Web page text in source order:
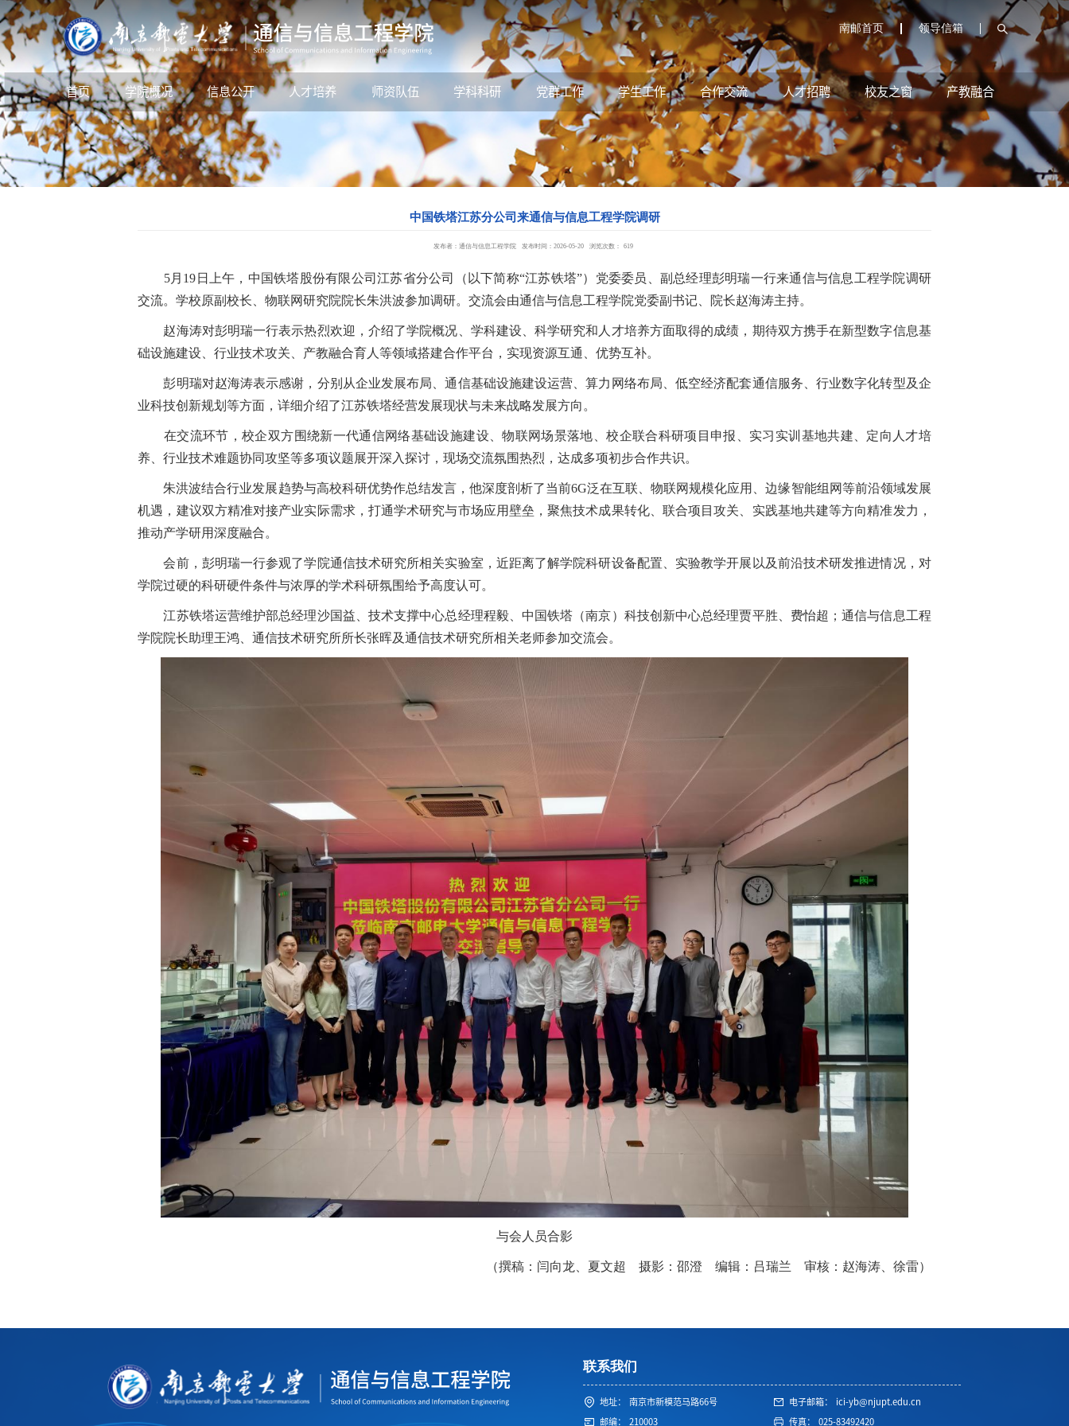
南邮首页 领导信箱
首页 学院概况 信息公开 人才培养 师资队伍 学科科研 党群工作 学生工作 合作交流 人才招聘 校友之窗 产教融合
中国铁塔江苏分公司来通信与信息工程学院调研
发布者：通信与信息工程学院 发布时间：2026-05-20 浏览次数： 619
5月19日上午，中国铁塔股份有限公司江苏省分公司（以下简称“江苏铁塔”）党委委员、副总经理彭明瑞一行来通信与信息工程学院调研
交流。学校原副校长、物联网研究院院长朱洪波参加调研。交流会由通信与信息工程学院党委副书记、院长赵海涛主持。
赵海涛对彭明瑞一行表示热烈欢迎，介绍了学院概况、学科建设、科学研究和人才培养方面取得的成绩，期待双方携手在新型数字信息基
础设施建设、行业技术攻关、产教融合育人等领域搭建合作平台，实现资源互通、优势互补。
彭明瑞对赵海涛表示感谢，分别从企业发展布局、通信基础设施建设运营、算力网络布局、低空经济配套通信服务、行业数字化转型及企
业科技创新规划等方面，详细介绍了江苏铁塔经营发展现状与未来战略发展方向。
在交流环节，校企双方围绕新一代通信网络基础设施建设、物联网场景落地、校企联合科研项目申报、实习实训基地共建、定向人才培
养、行业技术难题协同攻坚等多项议题展开深入探讨，现场交流氛围热烈，达成多项初步合作共识。
朱洪波结合行业发展趋势与高校科研优势作总结发言，他深度剖析了当前6G泛在互联、物联网规模化应用、边缘智能组网等前沿领域发展
机遇，建议双方精准对接产业实际需求，打通学术研究与市场应用壁垒，聚焦技术成果转化、联合项目攻关、实践基地共建等方向精准发力，
推动产学研用深度融合。
会前，彭明瑞一行参观了学院通信技术研究所相关实验室，近距离了解学院科研设备配置、实验教学开展以及前沿技术研发推进情况，对
学院过硬的科研硬件条件与浓厚的学术科研氛围给予高度认可。
江苏铁塔运营维护部总经理沙国益、技术支撑中心总经理程毅、中国铁塔（南京）科技创新中心总经理贾平胜、费怡超；通信与信息工程
学院院长助理王鸿、通信技术研究所所长张晖及通信技术研究所相关老师参加交流会。
与会人员合影
（撰稿：闫向龙、夏文超 摄影：邵澄 编辑：吕瑞兰 审核：赵海涛、徐雷）
联系我们
地址： 南京市新模范马路66号 电子邮箱： ici-yb@njupt.edu.cn
邮编： 210003 传真： 025-83492420